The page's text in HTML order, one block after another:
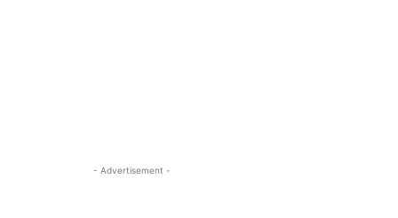
- Advertisement -